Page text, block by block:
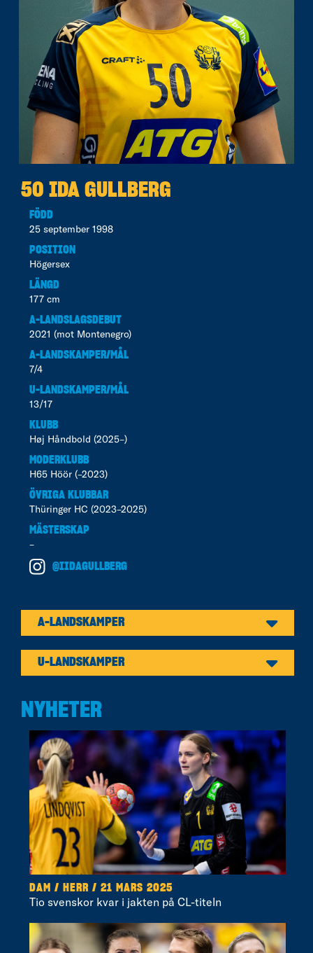
50 IDA GULLBERG
FÖDD
25 september 1998
POSITION
Högersex
LÄNGD
177 cm
A-LANDSLAGSDEBUT
2021 (mot Montenegro)
A-LANDSKAMPER/MÅL
7/4
U-LANDSKAMPER/MÅL
13/17
KLUBB
Høj Håndbold (2025–)
MODERKLUBB
H65 Höör (–2023)
ÖVRIGA KLUBBAR
Thüringer HC (2023–2025)
MÄSTERSKAP
–
@IIDAGULLBERG
A-LANDSKAMPER
U-LANDSKAMPER
NYHETER
DAM / HERR / 21 MARS 2025
Tio svenskor kvar i jakten på CL-titeln